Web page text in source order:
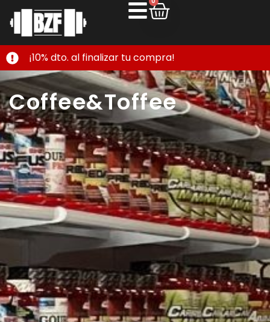
¡10% dto. al finalizar tu compra!
Coffee&Toffee